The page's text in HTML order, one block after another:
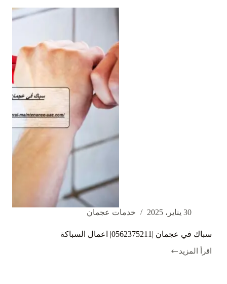
30 يناير، 2025 خدمات عجمان
سباك في عجمان |0562375211| اعمال السباكة
اقرأ المزيد
سباك